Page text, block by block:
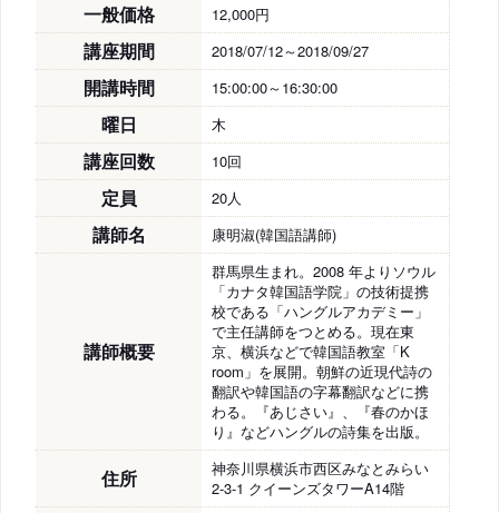
一般価格 12,000円
講座期間 2018/07/12～2018/09/27
開講時間 15:00:00～16:30:00
曜日 木
講座回数 10回
定員 20人
講師名 康明淑(韓国語講師)
講師概要
群馬県生まれ。2008 年よりソウル
「カナタ韓国語学院」の技術提携
校である「ハングルアカデミー」
で主任講師をつとめる。現在東
京、横浜などで韓国語教室「K
room」を展開。朝鮮の近現代詩の
翻訳や韓国語の字幕翻訳などに携
わる。『あじさい』、『春のかほ
り』などハングルの詩集を出版。
住所
神奈川県横浜市西区みなとみらい
2-3-1 クイーンズタワーA14階